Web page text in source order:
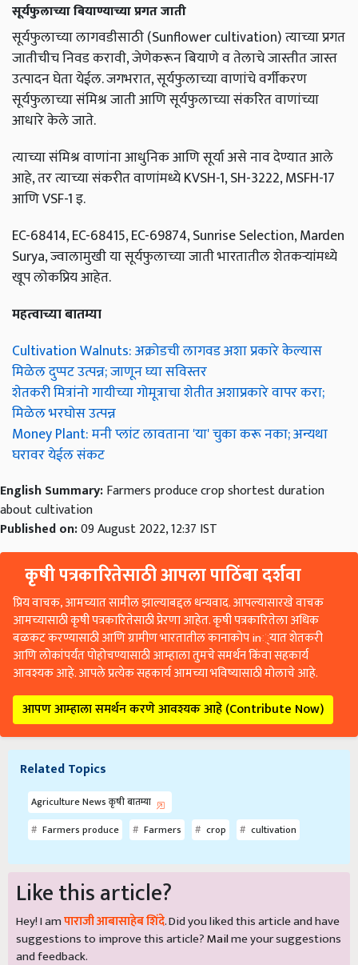
सूर्यफुलाच्या बियाण्याच्या प्रगत जाती
सूर्यफुलाच्या लागवडीसाठी (Sunflower cultivation) त्याच्या प्रगत
जातीचीच निवड करावी, जेणेकरून बियाणे व तेलाचे जास्तीत जास्त
उत्पादन घेता येईल. जगभरात, सूर्यफुलाच्या वाणांचे वर्गीकरण
सूर्यफुलाच्या संमिश्र जाती आणि सूर्यफुलाच्या संकरित वाणांच्या
आधारे केले जाते.
त्याच्या संमिश्र वाणांना आधुनिक आणि सूर्या असे नाव देण्यात आले
आहे, तर त्याच्या संकरीत वाणांमध्ये KVSH-1, SH-3222, MSFH-17
आणि VSF-1 इ.
EC-68414, EC-68415, EC-69874, Sunrise Selection, Marden
Surya, ज्वालामुखी या सूर्यफुलाच्या जाती भारतातील शेतकऱ्यांमध्ये
खूप लोकप्रिय आहेत.
महत्वाच्या बातम्या
Cultivation Walnuts: अक्रोडची लागवड अशा प्रकारे केल्यास
मिळेल दुप्पट उत्पन्न; जाणून घ्या सविस्तर
शेतकरी मित्रांनो गायीच्या गोमूत्राचा शेतीत अशाप्रकारे वापर करा;
मिळेल भरघोस उत्पन्न
Money Plant: मनी प्लांट लावताना 'या' चुका करू नका; अन्यथा
घरावर येईल संकट
English Summary:Farmers produce crop shortest duration
about cultivation
Published on:09 August 2022, 12:37 IST
कृषी पत्रकारितेसाठी आपला पाठिंबा दर्शवा
प्रिय वाचक, आमच्यात सामील झाल्याबद्दल धन्यवाद. आपल्यासारखे वाचक
आमच्यासाठी कृषी पत्रकारितेसाठी प्रेरणा आहेत. कृषी पत्रकारितेला अधिक
बळकट करण्यासाठी आणि ग्रामीण भारतातील कानाकोप in्यात शेतकरी
आणि लोकांपर्यंत पोहोचण्यासाठी आम्हाला तुमचे समर्थन किंवा सहकार्य
आवश्यक आहे. आपले प्रत्येक सहकार्य आमच्या भविष्यासाठी मोलाचे आहे.
आपण आम्हाला समर्थन करणे आवश्यक आहे (Contribute Now)
Related Topics
Agriculture News कृषी बातम्या
Farmers produce
Farmers crop cultivation
Like this article?
Hey! I amपाराजी आबासाहेब शिंदे. Did you liked this article and have
suggestions to improve this article?Mailme your suggestions
and feedback.